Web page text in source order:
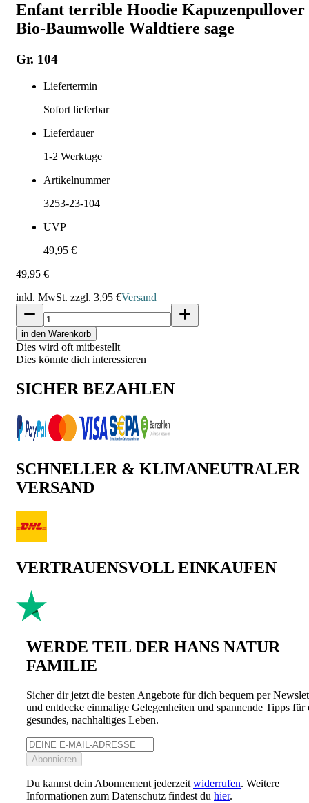
Enfant terrible Hoodie Kapuzenpullover
Bio-Baumwolle Waldtiere sage
Gr. 104
Liefertermin
Sofort lieferbar
Lieferdauer
1-2 Werktage
Artikelnummer
3253-23-104
UVP
49,95 €
49,95 €
inkl. MwSt. zzgl. 3,95 €Versand
in den Warenkorb
Dies wird oft mitbestellt
Dies könnte dich interessieren
SICHER BEZAHLEN
SCHNELLER & KLIMANEUTRALER
VERSAND
VERTRAUENSVOLL EINKAUFEN
WERDE TEIL DER HANS NATUR
FAMILIE
Sicher dir jetzt die besten Angebote für dich bequem per
und entdecke einmalige Gelegenheiten und spannende Tipps für
gesundes, nachhaltiges Leben.
Abonnieren
Du kannst dein Abonnement jederzeit widerrufen. Weitere
Informationen zum Datenschutz findest du hier.